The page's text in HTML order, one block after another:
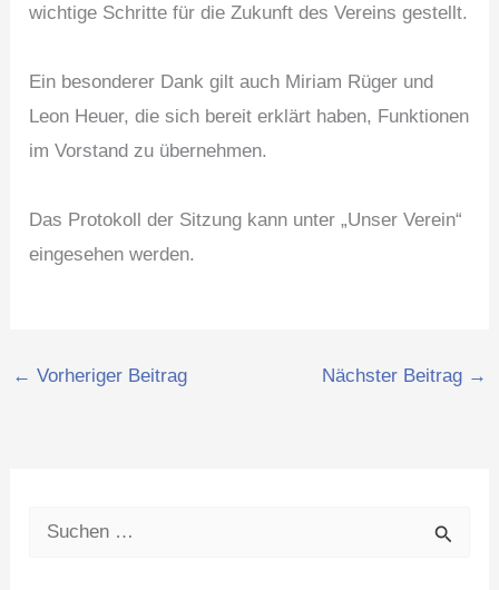
wichtige Schritte für die Zukunft des Vereins gestellt.
Ein besonderer Dank gilt auch Miriam Rüger und
Leon Heuer, die sich bereit erklärt haben, Funktionen
im Vorstand zu übernehmen.
Das Protokoll der Sitzung kann unter „Unser Verein“
eingesehen werden.
← Vorheriger Beitrag Nächster Beitrag →